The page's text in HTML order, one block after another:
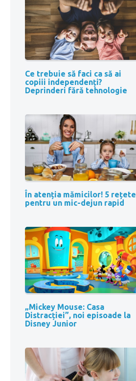
Ce trebuie să faci ca să ai
copiii independenți?
Deprinderi fără tehnologie
În atenția mămicilor! 5 rețete
pentru un mic-dejun rapid
„Mickey Mouse: Casa
Distracției”, noi episoade la
Disney Junior